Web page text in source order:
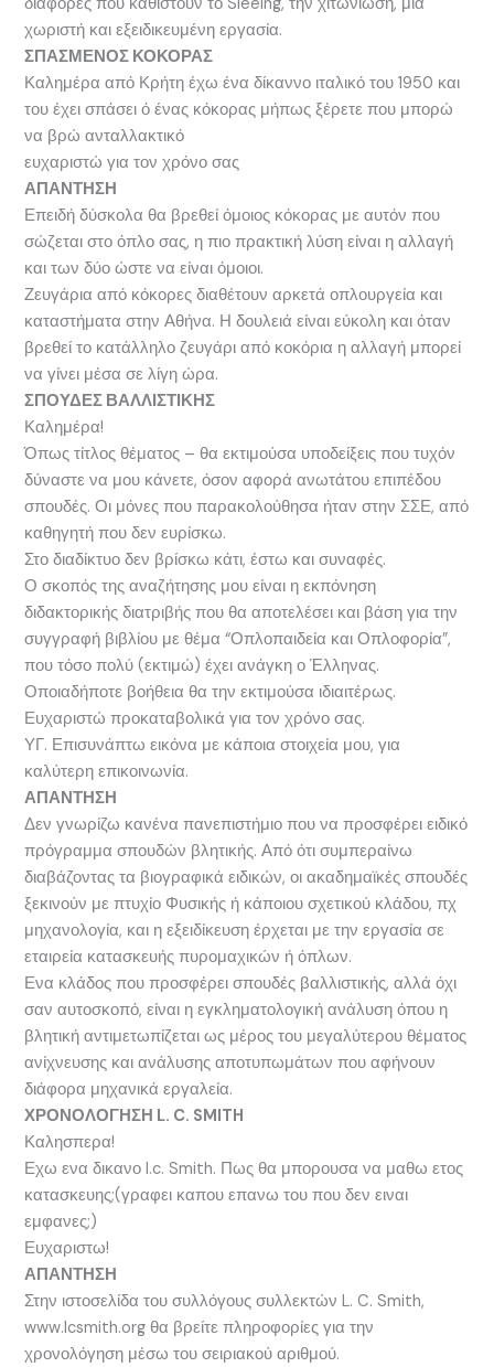
χωριστή και εξειδικευμένη εργασία.
ΣΠΑΣΜΕΝΟΣ ΚΟΚΟΡΑΣ
Καλημέρα από Κρήτη έχω ένα δίκαννο ιταλικό του 1950 και
του έχει σπάσει ό ένας κόκορας μήπως ξέρετε που μπορώ
να βρώ ανταλλακτικό
ευχαριστώ για τον χρόνο σας
ΑΠΑΝΤΗΣΗ
Επειδή δύσκολα θα βρεθεί όμοιος κόκορας με αυτόν που
σώζεται στο όπλο σας, η πιο πρακτική λύση είναι η αλλαγή
και των δύο ώστε να είναι όμοιοι.
Ζευγάρια από κόκορες διαθέτουν αρκετά οπλουργεία και
καταστήματα στην Αθήνα. Η δουλειά είναι εύκολη και όταν
βρεθεί το κατάλληλο ζευγάρι από κοκόρια η αλλαγή μπορεί
να γίνει μέσα σε λίγη ώρα.
ΣΠΟΥΔΕΣ ΒΑΛΛΙΣΤΙΚΗΣ
Καλημέρα!
Όπως τίτλος θέματος – θα εκτιμούσα υποδείξεις που τυχόν
δύναστε να μου κάνετε, όσον αφορά ανωτάτου επιπέδου
σπουδές. Οι μόνες που παρακολούθησα ήταν στην ΣΣΕ, από
καθηγητή που δεν ευρίσκω.
Στο διαδίκτυο δεν βρίσκω κάτι, έστω και συναφές.
Ο σκοπός της αναζήτησης μου είναι η εκπόνηση
διδακτορικής διατριβής που θα αποτελέσει και βάση για την
συγγραφή βιβλίου με θέμα “Οπλοπαιδεία και Οπλοφορία”,
που τόσο πολύ (εκτιμώ) έχει ανάγκη ο Έλληνας.
Οποιαδήποτε βοήθεια θα την εκτιμούσα ιδιαιτέρως.
Ευχαριστώ προκαταβολικά για τον χρόνο σας.
ΥΓ. Επισυνάπτω εικόνα με κάποια στοιχεία μου, για
καλύτερη επικοινωνία.
ΑΠΑΝΤΗΣΗ
Δεν γνωρίζω κανένα πανεπιστήμιο που να προσφέρει ειδικό
πρόγραμμα σπουδών βλητικής. Από ότι συμπεραίνω
διαβάζοντας τα βιογραφικά ειδικών, οι ακαδημαϊκές σπουδές
ξεκινούν με πτυχίο Φυσικής ή κάποιου σχετικού κλάδου, πχ
μηχανολογία, και η εξειδίκευση έρχεται με την εργασία σε
εταιρεία κατασκευής πυρομαχικών ή όπλων.
Ενα κλάδος που προσφέρει σπουδές βαλλιστικής, αλλά όχι
σαν αυτοσκοπό, είναι η εγκληματολογική ανάλυση όπου η
βλητική αντιμετωπίζεται ως μέρος του μεγαλύτερου θέματος
ανίχνευσης και ανάλυσης αποτυπωμάτων που αφήνουν
διάφορα μηχανικά εργαλεία.
ΧΡΟΝΟΛΟΓΗΣΗ L. C. SMITH
Καλησπερα!
Εχω ενα δικανο l.c. Smith. Πως θα μπορουσα να μαθω ετος
κατασκευης;(γραφει καπου επανω του που δεν ειναι
εμφανες;)
Ευχαριστω!
ΑΠΑΝΤΗΣΗ
Στην ιστοσελίδα του συλλόγους συλλεκτών L. C. Smith,
www.lcsmith.org θα βρείτε πληροφορίες για την
χρονολόγηση μέσω του σειριακού αριθμού.